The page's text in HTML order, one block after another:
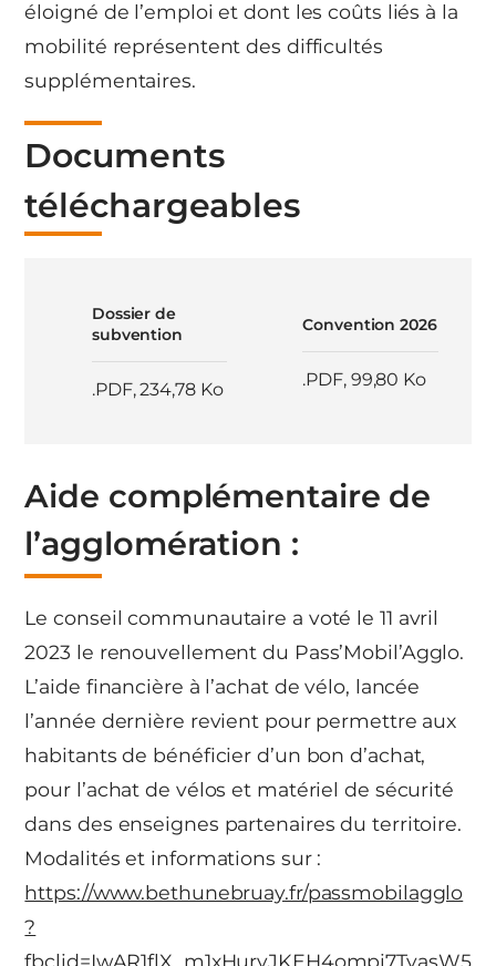
éloigné de l’emploi et dont les coûts liés à la
mobilité représentent des difficultés
supplémentaires.
Documents
téléchargeables
Dossier de
subvention
.PDF,234,78 Ko
Convention 2026
.PDF, 99,80 Ko
Aide complémentaire de
l’agglomération :
Le conseil communautaire a voté le 11 avril
2023 le renouvellement du Pass’Mobil’Agglo.
L’aide financière à l’achat de vélo, lancée
l’année dernière revient pour permettre aux
habitants de bénéficier d’un bon d’achat,
pour l’achat de vélos et matériel de sécurité
dans des enseignes partenaires du territoire.
Modalités et informations sur :
https://www.bethunebruay.fr/passmobilagglo
?
fbclid=IwAR1flX_m1xHuryJKEH4ompi7TyasW5